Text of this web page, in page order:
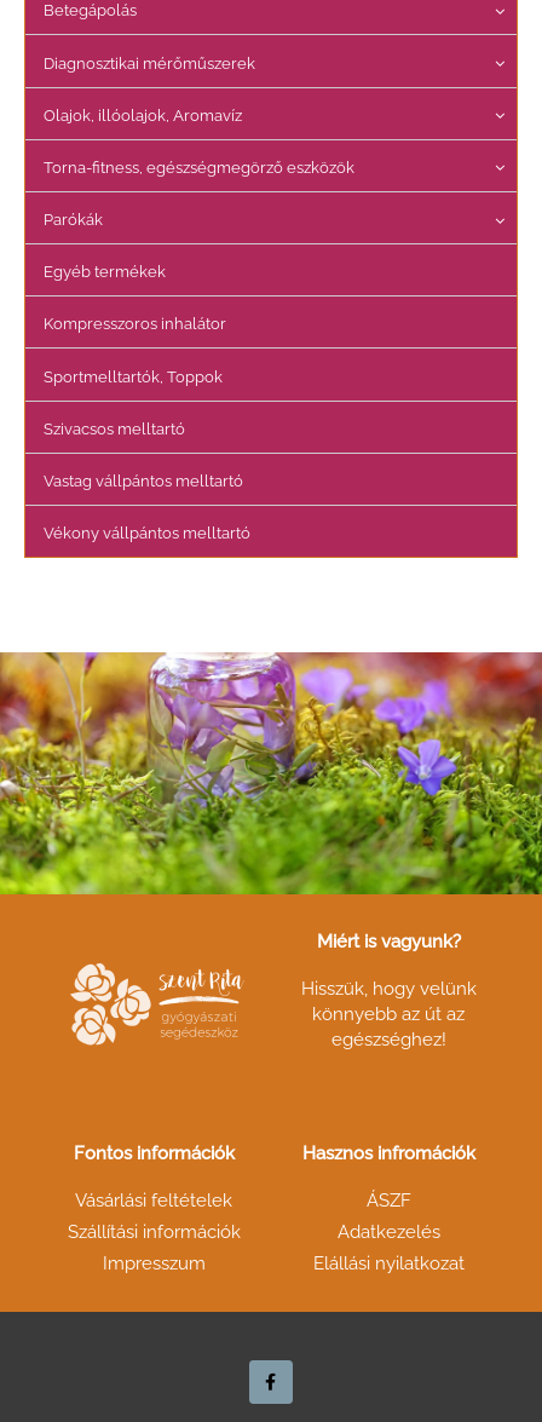
Betegápolás
Diagnosztikai mérőműszerek
Olajok, illóolajok, Aromavíz
Torna-fitness, egészségmegörző eszközök
Parókák
Egyéb termékek
Kompresszoros inhalátor
Sportmelltartók, Toppok
Szivacsos melltartó
Vastag vállpántos melltartó
Vékony vállpántos melltartó
Miért is vagyunk?
Hisszük, hogy velünk
könnyebb az út az
egészséghez!
Fontos információk
Vásárlási feltételek
Szállítási információk
Impresszum
Hasznos infromációk
ÁSZF
Adatkezelés
Elállási nyilatkozat
a
c
e